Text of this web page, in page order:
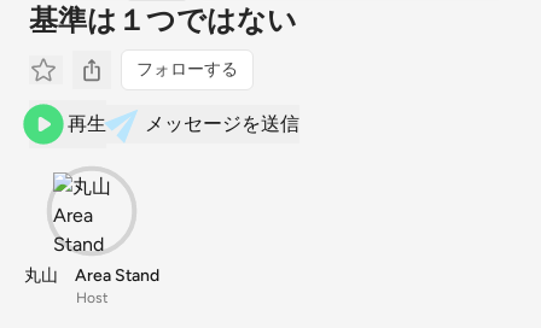
基準は１つではない
フォローする
再生 メッセージを送信
丸山 Area Stand
Host